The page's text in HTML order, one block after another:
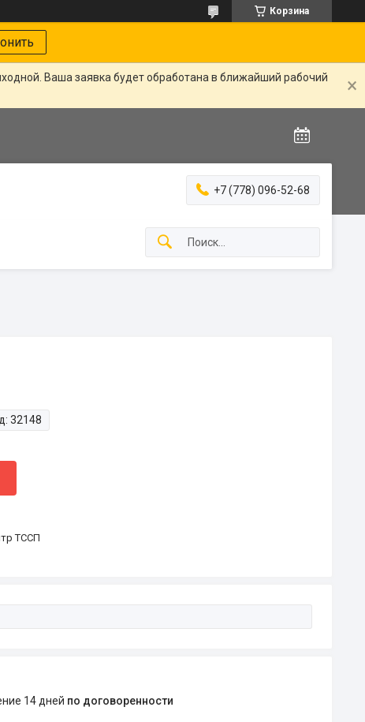
Корзина
Ваша заявка будет обработана в ближайший рабочий
+7 (778) 096-52-68
32148
ТССП
14 дней по договоренности